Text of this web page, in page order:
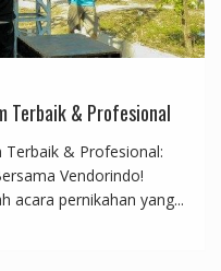
Terbaik & Profesional
Terbaik & Profesional:
Vendorindo!
acara pernikahan yang...